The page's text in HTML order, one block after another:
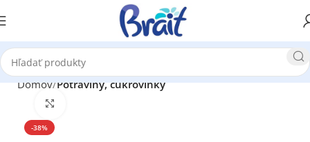
Domov Potraviny, cukrovinky
-38%